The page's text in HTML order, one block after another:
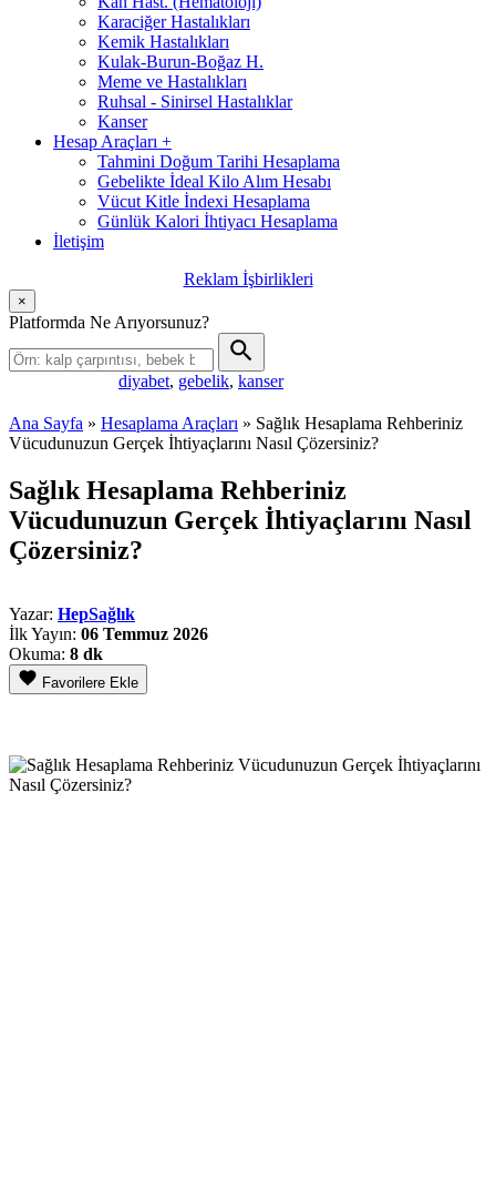
Karaciğer Hastalıkları
Kemik Hastalıkları
Kulak-Burun-Boğaz H.
Meme ve Hastalıkları
Ruhsal - Sinirsel Hastalıklar
Kanser
Hesap Araçları +
Tahmini Doğum Tarihi Hesaplama
Gebelikte İdeal Kilo Alım Hesabı
Vücut Kitle İndexi Hesaplama
Günlük Kalori İhtiyacı Hesaplama
İletişim
Reklam İşbirlikleri
×
Platformda Ne Arıyorsunuz?
diyabet, gebelik, kanser
Ana Sayfa » Hesaplama Araçları » Sağlık Hesaplama Rehberiniz
Vücudunuzun Gerçek İhtiyaçlarını Nasıl Çözersiniz?
Sağlık Hesaplama Rehberiniz
Vücudunuzun Gerçek İhtiyaçlarını Nasıl
Çözersiniz?
Yazar: HepSağlık
İlk Yayın: 06 Temmuz 2026
Okuma: 8 dk
Favorilere Ekle